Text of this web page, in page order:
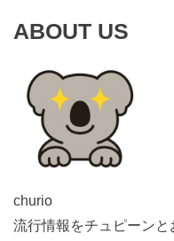
ABOUT US
churio
流行情報をチュピーン